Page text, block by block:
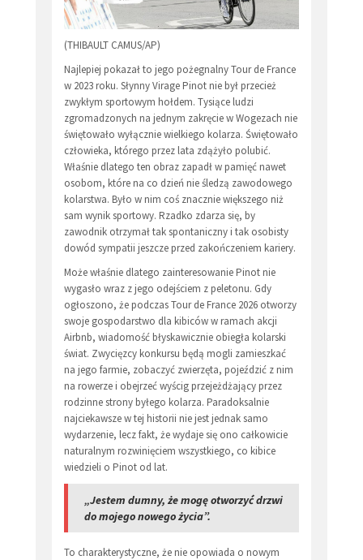
(THIBAULT CAMUS/AP)
Najlepiej pokazał to jego pożegnalny Tour de France
w 2023 roku. Słynny Virage Pinot nie był przecież
zwykłym sportowym hołdem. Tysiące ludzi
zgromadzonych na jednym zakręcie w Wogezach nie
świętowało wyłącznie wielkiego kolarza. Świętowało
człowieka, którego przez lata zdążyło polubić.
Właśnie dlatego ten obraz zapadł w pamięć nawet
osobom, które na co dzień nie śledzą zawodowego
kolarstwa. Było w nim coś znacznie większego niż
sam wynik sportowy. Rzadko zdarza się, by
zawodnik otrzymał tak spontaniczny i tak osobisty
dowód sympatii jeszcze przed zakończeniem kariery.
Może właśnie dlatego zainteresowanie Pinot nie
wygasło wraz z jego odejściem z peletonu. Gdy
ogłoszono, że podczas Tour de France 2026 otworzy
swoje gospodarstwo dla kibiców w ramach akcji
Airbnb, wiadomość błyskawicznie obiegła kolarski
świat. Zwycięzcy konkursu będą mogli zamieszkać
na jego farmie, zobaczyć zwierzęta, pojeździć z nim
na rowerze i obejrzeć wyścig przejeżdżający przez
rodzinne strony byłego kolarza. Paradoksalnie
najciekawsze w tej historii nie jest jednak samo
wydarzenie, lecz fakt, że wydaje się ono całkowicie
naturalnym rozwinięciem wszystkiego, co kibice
wiedzieli o Pinot od lat.
„Jestem dumny, że mogę otworzyć drzwi
do mojego nowego życia”.
To charakterystyczne, że nie opowiada o nowym